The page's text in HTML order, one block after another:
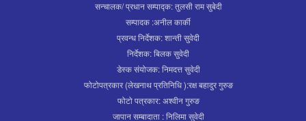
सन्चालक/ प्रधान सम्पाद्क: तुलसी राम सुबेदी
सम्पादक :अनील कार्की
प्रवन्ध निर्देशक: शान्ती सुवेदी
निर्देशक: बिलक सुवेदी
डेस्क संयोजक: निमदत्त सुवेदी
फोटोपत्रकार (लेखनाथ प्रतिनिधि ):रक्ष बहादुर गुरुङ
फोटो पत्रकार: अश्वीन गुरुङ
जापान सम्बादाता : निलिमा सुवेदी